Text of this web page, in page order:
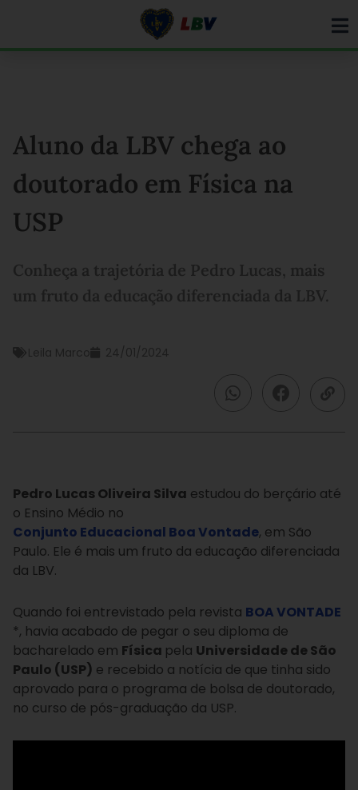
Aluno da LBV chega ao
doutorado em Física na
USP
Conheça a trajetória de Pedro Lucas, mais
um fruto da educação diferenciada da LBV.
Leila Marco 24/01/2024
Pedro Lucas Oliveira Silva estudou do berçário até
o Ensino Médio no
Conjunto Educacional Boa Vontade, em São
Paulo. Ele é mais um fruto da educação diferenciada
da LBV.
Quando foi entrevistado pela revista BOA VONTADE
*, havia acabado de pegar o seu diploma de
bacharelado em Física pela Universidade de São
Paulo (USP) e recebido a notícia de que tinha sido
aprovado para o programa de bolsa de doutorado,
no curso de pós-graduação da USP.
Instagram
Facebook
Youtube